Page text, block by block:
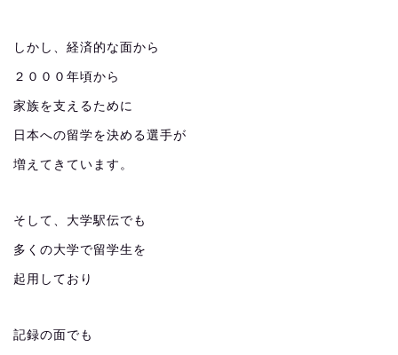
しかし、経済的な面から
２０００年頃から
家族を支えるために
日本への留学を決める選手が
増えてきています。
そして、大学駅伝でも
多くの大学で留学生を
起用しており
記録の面でも